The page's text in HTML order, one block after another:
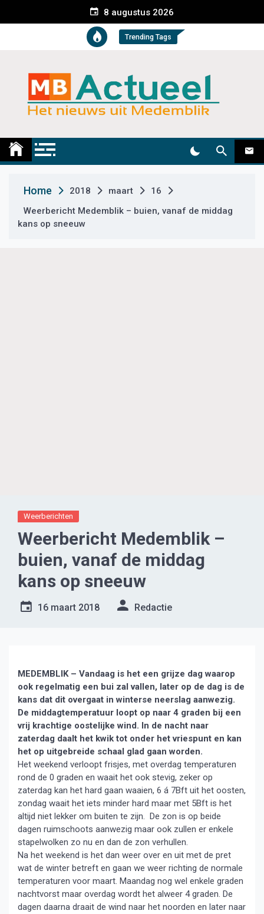
e
t
8 augustus 2026
Trending Tags
Medemblik Actueel
Home 2018 maart
16
Weerbericht Medemblik – buien, vanaf de middag
kans op sneeuw
Weerberichten
Weerbericht Medemblik –
buien, vanaf de middag
kans op sneeuw
16 maart 2018 Redactie
MEDEMBLIK – Vandaag is het een grijze dag waarop
ook regelmatig een bui zal vallen, later op de dag is de
kans dat dit overgaat in winterse neerslag aanwezig.
De middagtemperatuur loopt op naar 4 graden bij een
vrij krachtige oostelijke wind. In de nacht naar
zaterdag daalt het kwik tot onder het vriespunt en kan
het op uitgebreide schaal glad gaan worden.
Het weekend verloopt frisjes, met overdag temperaturen
rond de 0 graden en waait het ook stevig, zeker op
zaterdag kan het hard gaan waaien, 6 á 7Bft uit het oosten,
zondag waait het iets minder hard maar met 5Bft is het
altijd niet lekker om buiten te zijn. De zon is op beide
dagen ruimschoots aanwezig maar ook zullen er enkele
stapelwolken zo nu en dan de zon verhullen.
Na het weekend is het dan weer over en uit met de pret
wat de winter betreft en gaan we weer richting de normale
temperaturen voor maart. Maandag nog wel enkele graden
nachtvorst maar overdag wordt het alweer 4 graden. De
dagen daarna draait de wind naar het noorden en later naar